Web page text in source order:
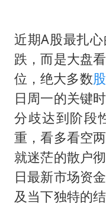
近期A股最扎
跌，而是大盘
位，绝大多数
日周一的关键
分歧达到阶段
重，看多看空
就迷茫的散户
日最新市场资
及当下独特的